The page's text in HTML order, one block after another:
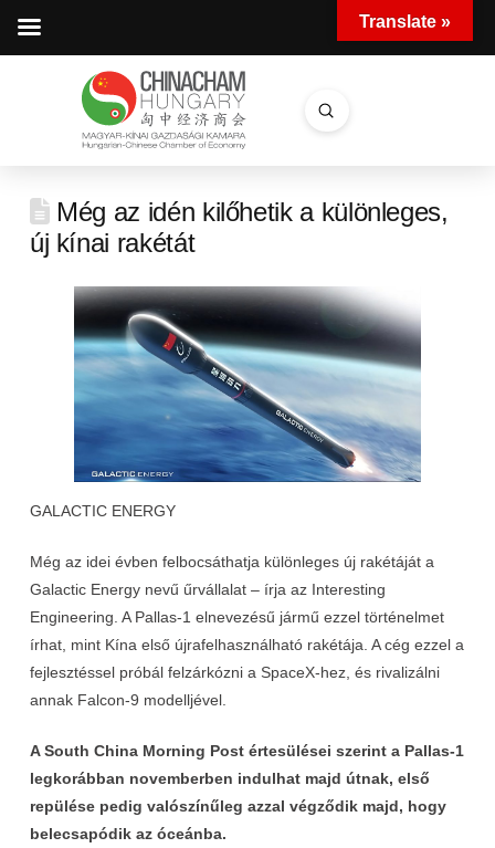
Search
Submit
Még az idén kilőhetik a különleges,
új kínai rakétát
GALACTIC ENERGY
Még az idei évben felbocsáthatja különleges új rakétáját a
Galactic Energy nevű űrvállalat – írja az Interesting
Engineering. A Pallas-1 elnevezésű jármű ezzel történelmet
írhat, mint Kína első újrafelhasználható rakétája. A cég ezzel a
fejlesztéssel próbál felzárkózni a SpaceX-hez, és rivalizálni
annak Falcon-9 modelljével.
A South China Morning Post értesülései szerint a Pallas-1
legkorábban novemberben indulhat majd útnak, első
repülése pedig valószínűleg azzal végződik majd, hogy
belecsapódik az óceánba.
Translate »